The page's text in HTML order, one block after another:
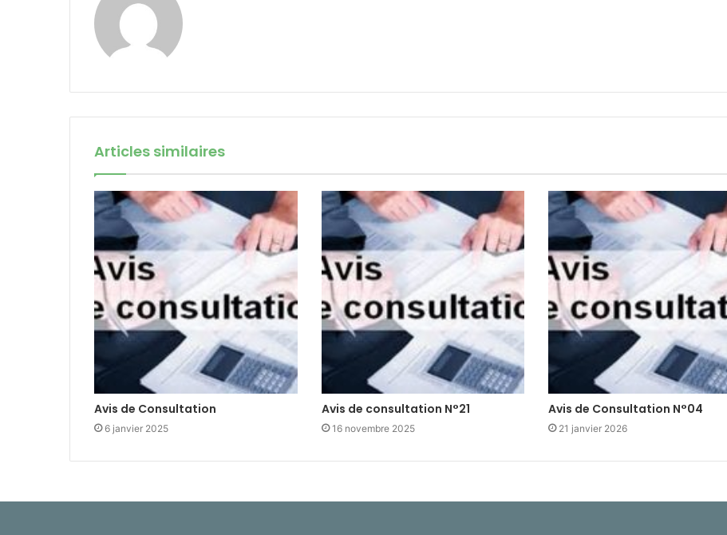
Articles similaires
Avis de Consultation
6 janvier 2025
Avis de consultation N°21
16 novembre 2025
Avis de Consultation N°04
21 janvier 2026